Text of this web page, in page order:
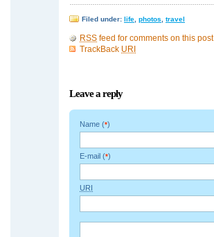
Filed under: life photos travel
RSS feed for comments on this post
TrackBack URI
Leave a reply
Name (*)
E-mail (*)
URI